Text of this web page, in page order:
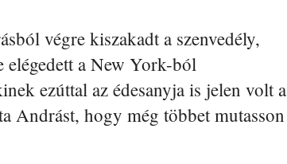
végre kiszakadt a szenvedély,
a New York-ból
ezúttal az édesanyja is jelen volt a
Andrást, hogy még többet mutasson